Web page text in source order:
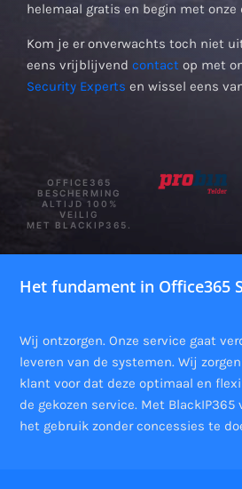
helemaal gratis en begin met onze
Kom je er onverwachts toch niet
eens vrijblijvend contact op met
Security Experts en wissel eens
OFFICE365
BESCHERMING
ALTIJD 100%
VEILIG
MET BLACKIP365.
Het fundament in Office365
Wij ontzorgen. Onze service gaat
leveren van de systemen. Wij
klant voor dat deze optimaal en
de gekozen service. Met BlackIP365
het gebruik zonder concessies te